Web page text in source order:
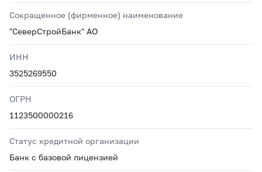
Сокращенное (фирменное) наименование
"СеверСтройБанк" АО
ИНН
3525269550
ОГРН
1123500000216
Статус кредитной организации
Банк с базовой лицензией